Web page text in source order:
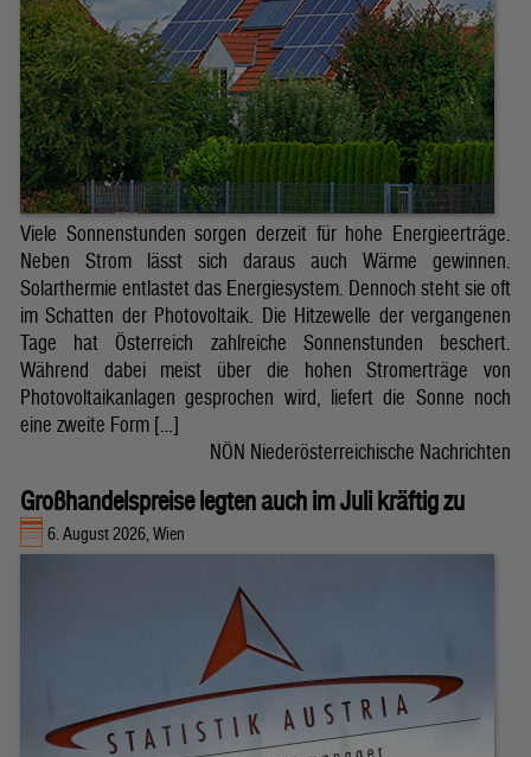
Viele Sonnenstunden sorgen derzeit für hohe Energieerträge.
Neben Strom lässt sich daraus auch Wärme gewinnen.
Solarthermie entlastet das Energiesystem. Dennoch steht sie oft
im Schatten der Photovoltaik. Die Hitzewelle der vergangenen
Tage hat Österreich zahlreiche Sonnenstunden beschert.
Während dabei meist über die hohen Stromerträge von
Photovoltaikanlagen gesprochen wird, liefert die Sonne noch
eine zweite Form […]
NÖN Niederösterreichische Nachrichten
Großhandelspreise legten auch im Juli kräftig zu
6. August 2026, Wien